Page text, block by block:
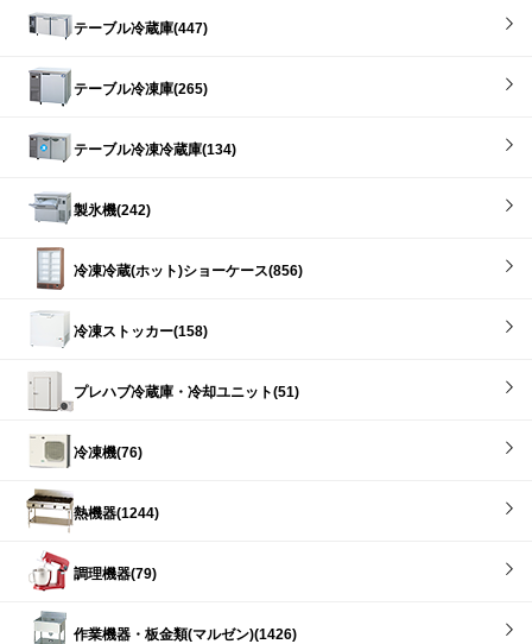
テーブル冷蔵庫(447)
テーブル冷凍庫(265)
テーブル冷凍冷蔵庫(134)
製氷機(242)
冷凍冷蔵(ホット)ショーケース(856)
冷凍ストッカー(158)
プレハブ冷蔵庫・冷却ユニット(51)
冷凍機(76)
熱機器(1244)
調理機器(79)
作業機器・板金類(マルゼン)(1426)